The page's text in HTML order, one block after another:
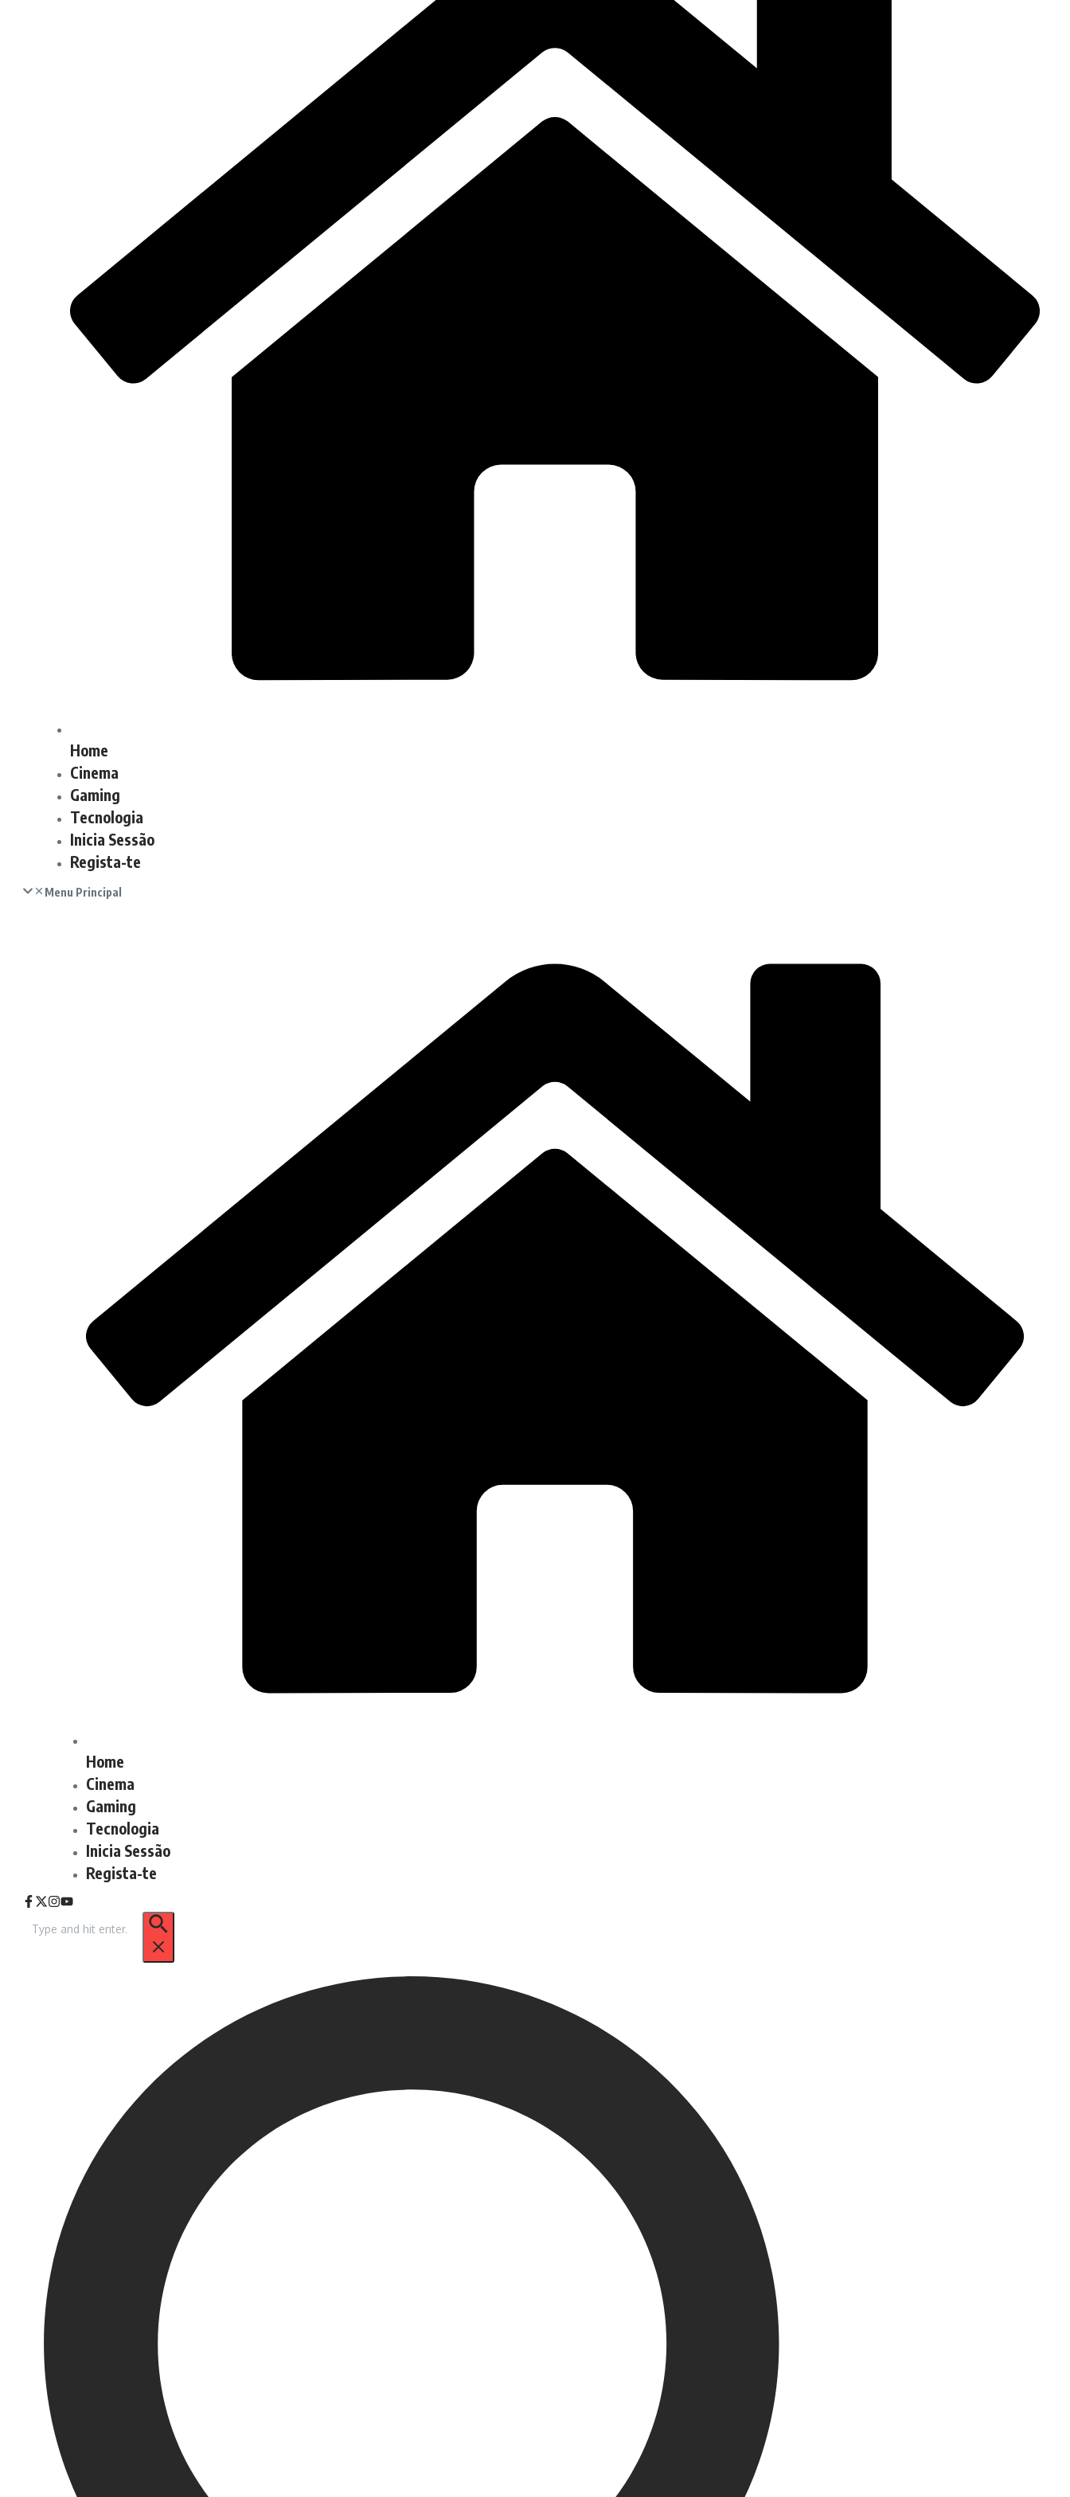
Home
Cinema
Gaming
Tecnologia
Inicia Sessão
Regista-te
Menu Principal
Home
Cinema
Gaming
Tecnologia
Inicia Sessão
Regista-te
por: